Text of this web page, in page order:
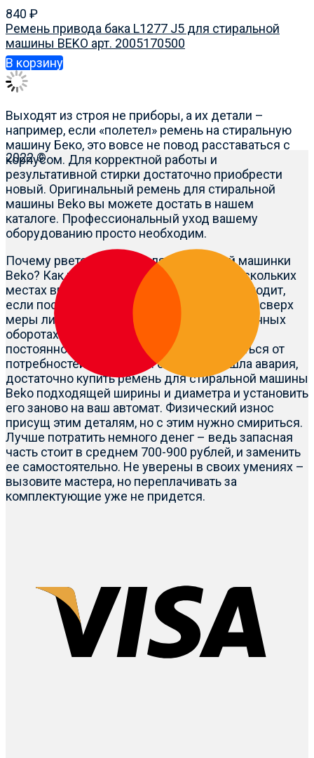
840 ₽
Ремень привода бака L1277 J5 для стиральной
машины BEKO арт. 2005170500
В корзину
Выходят из строя не приборы, а их детали –
например, если «полетел» ремень на стиральную
машину Беко, это вовсе не повод расставаться с
корпусом. Для корректной работы и
результативной стирки достаточно приобрести
новый. Оригинальный ремень для стиральной
машины Beko вы можете достать в нашем
каталоге. Профессиональный уход вашему
оборудованию просто необходим.
Почему рвется ремень для стиральной машинки
Beko? Как правило, он перетирается в нескольких
местах ввиду сильного износа. Это происходит,
если постоянно нагружать барабан бельем сверх
меры либо производить стирку на повышенных
оборотах / при повышенной температуре
постоянно. Однако что же теперь, отказаться от
потребностей? Не нужно: если произошла авария,
достаточно купить ремень для стиральной машины
Beko подходящей ширины и диаметра и установить
его заново на ваш автомат. Физический износ
присущ этим деталям, но с этим нужно смириться.
Лучше потратить немного денег – ведь запасная
часть стоит в среднем 700-900 рублей, и заменить
ее самостоятельно. Не уверены в своих умениях –
вызовите мастера, но переплачивать за
комплектующие уже не придется.
2022 ©